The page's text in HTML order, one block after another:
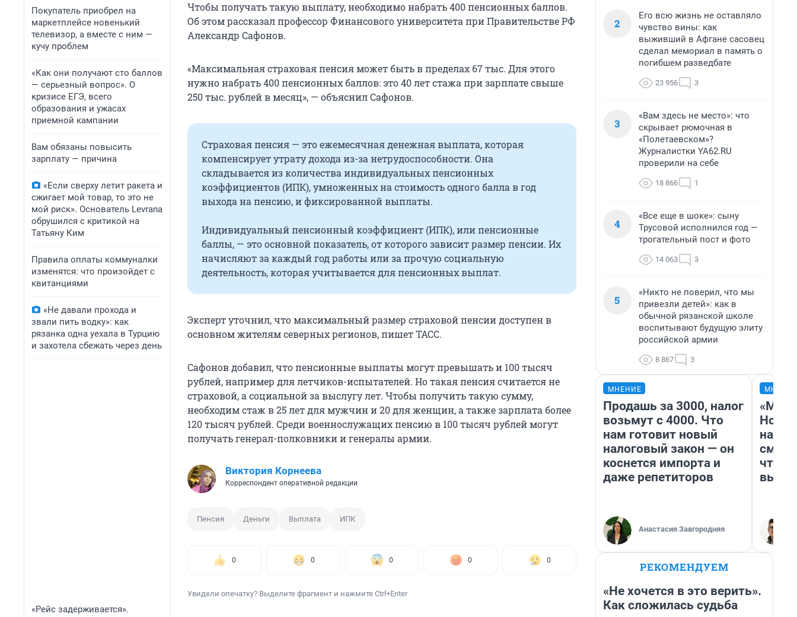
Покупатель приобрел на
маркетплейсе новенький
телевизор, а вместе с ним —
кучу проблем
«Как они получают сто баллов
— серьезный вопрос». О
кризисе ЕГЭ, всего
образования и ужасах
приемной кампании
Вам обязаны повысить
зарплату — причина
«Если сверху летит ракета и
сжигает мой товар, то это не
мой риск». Основатель Levrana
обрушился с критикой на
Татьяну Ким
Правила оплаты коммуналки
изменятся: что произойдет с
квитанциями
«Не давали прохода и
звали пить водку»: как
рязанка одна уехала в Турцию
и захотела сбежать через день
«Рейс задерживается».
Чтобы получать такую выплату, необходимо набрать 400 пенсионных баллов.
Об этом рассказал профессор Финансового университета при Правительстве РФ
Александр Сафонов.
«Максимальная страховая пенсия может быть в пределах 67 тыс. Для этого
нужно набрать 400 пенсионных баллов: это 40 лет стажа при зарплате свыше
250 тыс. рублей в месяц», — объяснил Сафонов.
Страховая пенсия — это ежемесячная денежная выплата, которая
компенсирует утрату дохода из-за нетрудоспособности. Она
складывается из количества индивидуальных пенсионных
коэффициентов (ИПК), умноженных на стоимость одного балла в год
выхода на пенсию, и фиксированной выплаты.
Индивидуальный пенсионный коэффициент (ИПК), или пенсионные
баллы, — это основной показатель, от которого зависит размер пенсии. Их
начисляют за каждый год работы или за прочую социальную
деятельность, которая учитывается для пенсионных выплат.
Эксперт уточнил, что максимальный размер страховой пенсии доступен в
основном жителям северных регионов, пишет ТАСС.
Сафонов добавил, что пенсионные выплаты могут превышать и 100 тысяч
рублей, например для летчиков-испытателей. Но такая пенсия считается не
страховой, а социальной за выслугу лет. Чтобы получить такую сумму,
необходим стаж в 25 лет для мужчин и 20 для женщин, а также зарплата более
120 тысяч рублей. Среди военнослужащих пенсию в 100 тысяч рублей могут
получать генерал-полковники и генералы армии.
Виктория Корнеева
Корреспондент оперативной редакции
Пенсия Деньги Выплата ИПК
0 0 0 0 0
Увидели опечатку? Выделите фрагмент и нажмите Ctrl+Enter
2
Его всю жизнь не оставляло
чувство вины: как
выживший в Афгане сасовец
сделал мемориал в память о
погибшем разведбате
23 956 3
3
«Вам здесь не место»: что
скрывает рюмочная в
«Полетаевском»?
Журналистки YA62.RU
проверили на себе
18 866 1
4
«Все еще в шоке»: сыну
Трусовой исполнился год —
трогательный пост и фото
14 063 3
5
«Никто не поверил, что мы
привезли детей»: как в
обычной рязанской школе
воспитывают будущую элиту
российской армии
8 867 3
МНЕНИЕ
Продашь за 3000, налог
возьмут с 4000. Что
нам готовит новый
налоговый закон — он
коснется импорта и
даже репетиторов
Анастасия Завгородняя
«Мы
РЕКОМЕНДУЕМ
«Не хочется в это верить».
Как сложилась судьба